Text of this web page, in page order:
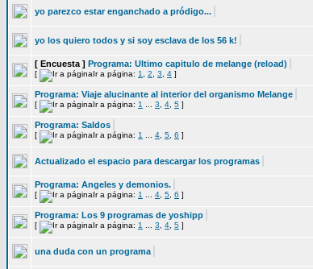
yo parezco estar enganchado a pródigo...
yo los quiero todos y si soy esclava de los 56 k!
[ Encuesta ] Programa: Ultimo capitulo de melange (reload)
[ Ir a página: 1 2 3 4 ]
Programa: Viaje alucinante al interior del organismo Melange
[ Ir a página: 1 3 4 5 ]
Programa: Saldos
[ Ir a página: 1 4 5 6 ]
Actualizado el espacio para descargar los programas
Programa: Angeles y demonios.
[ Ir a página: 1 4 5 6 ]
Programa: Los 9 programas de yoshipp
[ Ir a página: 1 3 4 5 ]
una duda con un programa